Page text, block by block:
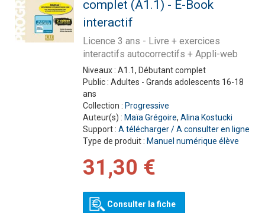
complet (A1.1) - E-Book
interactif
Licence 3 ans - Livre + exercices
interactifs autocorrectifs + Appli-web
Niveaux : A1.1, Débutant complet
Public : Adultes - Grands adolescents 16-18
ans
Collection : Progressive
Auteur(s) : Maïa Grégoire, Alina Kostucki
Support : A télécharger / A consulter en ligne
Type de produit : Manuel numérique élève
31,30 €
Consulter la fiche